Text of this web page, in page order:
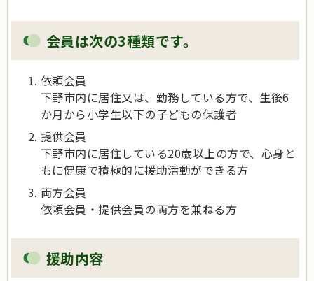
会員は次の3種類です。
依頼会員
下野市内に居住又は、勤務している方で、生後6
か月から小学生以下の子どもの保護者
提供会員
下野市内に居住している20歳以上の方で、心身と
もに健康で積極的に援助活動ができる方
両方会員
依頼会員・提供会員の両方を兼ねる方
援助内容